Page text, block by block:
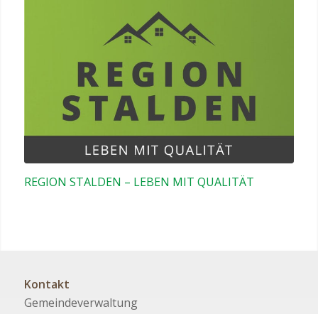
REGION STALDEN – LEBEN MIT QUALITÄT
Kontakt
Gemeindeverwaltung